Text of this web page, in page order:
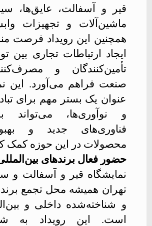
قیر و آسفالت، عایق‌ها،
ماشین‌آلات و تجهیزات
همچنین این رویداد فرصت
ایجاد ارتباطات تجاری بین
تأمین‌کنندگان و
صنعت فراهم می‌آورد. این
عنوان یک بستر مهم برای
و نوآوری‌ها، می‌تواند
فناوری‌های جدید و
محصولات در این حوزه کمک
حضور فعال برندهای
نمایشگاه قیر و آسفالت و
تهران همیشه محل تجمع
و شناخته‌شده داخلی و
است. این رویداد به